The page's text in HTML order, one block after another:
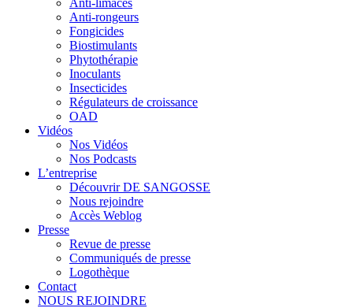
Anti-limaces
Anti-rongeurs
Fongicides
Biostimulants
Phytothérapie
Inoculants
Insecticides
Régulateurs de croissance
OAD
Vidéos
Nos Vidéos
Nos Podcasts
L’entreprise
Découvrir DE SANGOSSE
Nous rejoindre
Accès Weblog
Presse
Revue de presse
Communiqués de presse
Logothèque
Contact
NOUS REJOINDRE